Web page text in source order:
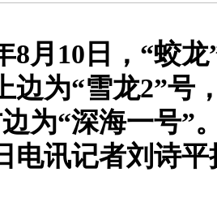
8月10日，“蛟
边为“雪龙2”号
为“深海一号”
电讯记者刘诗平